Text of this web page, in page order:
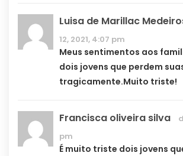
Luisa de Marillac
12, 2021, 4:07 pm
Meus sentimentos aos
dois jovens que perdem
tragicamente.Muito triste!
Francisca oliveira silva
pm
É muito triste dois jovens